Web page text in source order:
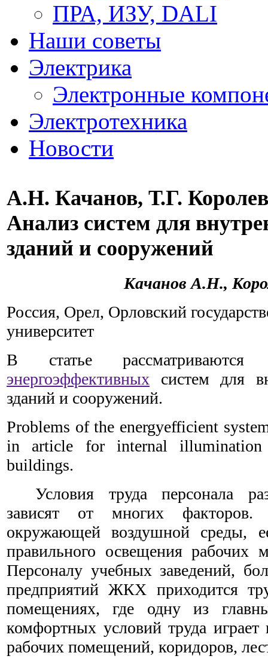
ПРА, ИЗУ, DALI
Наши советы
Электрика
Электронные
Электротехника
Новости
А.Н. Качанов, Т.Г.
Анализ систем для
зданий и сооружений
Качанов А.Н.,
Россия, Орел, Орловский
университет
В статье рассматриваются
энергоэффективных систем для
зданий и сооружений.
Problems of the energyefficient
in article for internal
buildings.
Условия труда персонала
зависят от многих
окружающей воздушной среды,
правильного освещения рабочих
Персоналу учебных заведений,
предприятий ЖКХ приходится
помещениях, где одну из
комфортных условий труда играет
рабочих помещений, коридоров,